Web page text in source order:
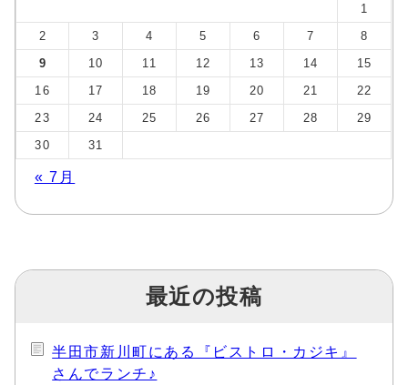
1
2
3 4 5 6 7
8
9
10 11 12 13 14
15
16
17 18 19 20 21
22
23
24 25 26 27 28
29
30
31
« 7月
最近の投稿
半田市新川町にある『ビストロ・カジキ』
さんでランチ♪